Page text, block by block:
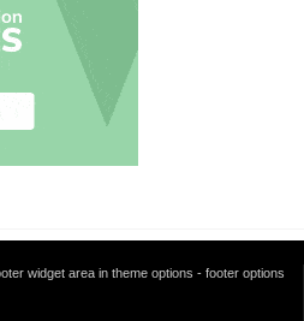
widget area in theme options - footer options